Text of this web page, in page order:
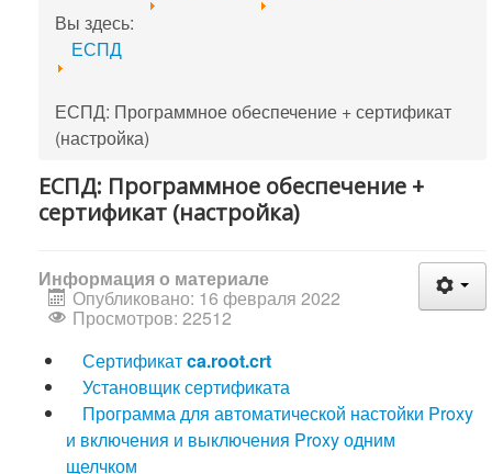
Вы здесь:
ЕСПД
ЕСПД: Программное обеспечение + сертификат
(настройка)
ЕСПД: Программное обеспечение +
сертификат (настройка)
Информация о материале
Опубликовано: 16 февраля 2022
Просмотров: 22512
Сертификатca.root.crt
Установщик сертификата
Программа для автоматической настойки Proxy
и включения и выключения Proxy одним
щелчком